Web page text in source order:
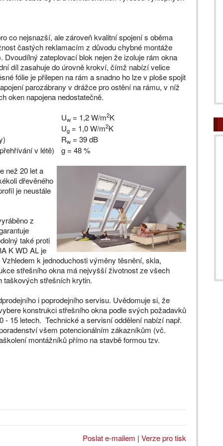
co nejsnazší, ale zároveň kvalitní spojení s oběma
častých reklamacím z důvodu chybné montáže
zateplovací blok nejen že izoluje rám okna
díl zasahuje do úrovně krokví, čímž nabízí velice
fólie je přilepen na rám a snadno ho lze v ploše spojit
parozábrany v drážce pro ostění na rámu, v níž
oken napojena nedostatečně.
Uw = 1,2 W/m2K
Ug = 1,0 W/m2K
Rw = 39 dB
v létě)
g = 48 %
než 20 let a
dřevěného
je neustále
z
také proti
K WD AL je
k jednoduchosti výměny těsnění, skla,
střešního okna má nejvyšší životnost ze všech
taškových střešních krytin.
i poprodejního servisu. Uvědomuje si, že
konstrukci střešního okna podle svých požadavků
15 letech. Technické a servisní oddělení nabízí např.
všem potencionálním zákazníkům (vč.
montážníků přímo na stavbě formou tzv.
Poslat e-mailem | Verze pro tisk